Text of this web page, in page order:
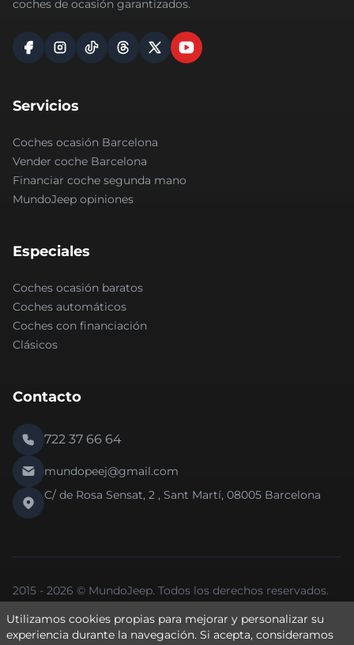
coches de ocasión garantizados.
Servicios
Coches ocasión Barcelona
Vender coche Barcelona
Financiar coche segunda mano
MundoJeep opiniones
Especiales
Coches ocasión baratos
Coches automáticos
Coches con financiación
Clásicos
Contacto
722 37 66 64
mundopeej@gmail.com
C/ de Rosa Sensat, 2 , Sant Martí, 08005 Barcelona
2015 - 2026 © MundoJeep. Todos los derechos reservados.
Política de PrivacidadPolítica de CookiesAviso Legal
Utilizamos cookies propias para mejorar y personalizar su
experiencia durante la navegación. Si acepta, consideramos